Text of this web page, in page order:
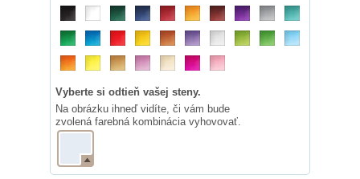
Vyberte si odtieň vašej steny.
Na obrázku ihneď vidíte, či vám bude
zvolená farebná kombinácia vyhovovať.